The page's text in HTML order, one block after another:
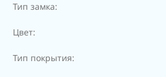
Тип замка:
Цвет:
Тип покрытия: